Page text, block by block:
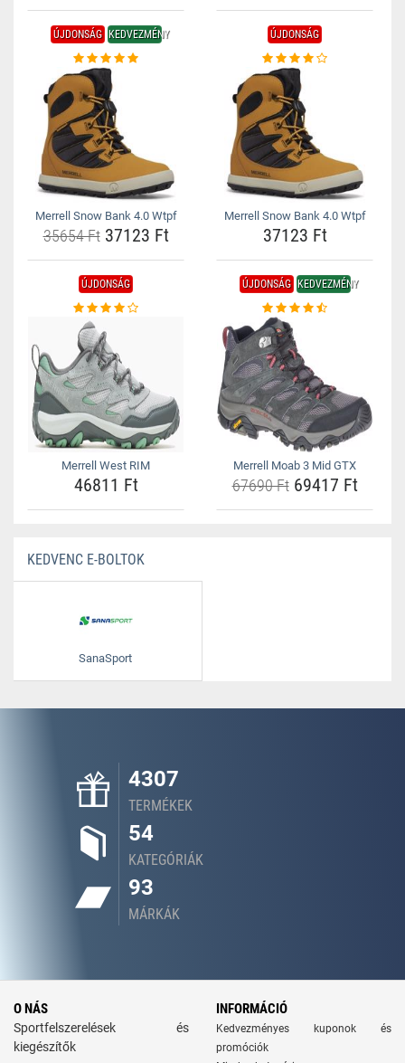
ÚJDONSÁG KEDVEZMÉNY
Merrell Snow Bank 4.0 Wtpf
35654 Ft37123 Ft
ÚJDONSÁG
Merrell Snow Bank 4.0 Wtpf
37123 Ft
ÚJDONSÁG
Merrell West RIM
46811 Ft
ÚJDONSÁG KEDVEZMÉNY
Merrell Moab 3 Mid GTX
67690 Ft69417 Ft
KEDVENC E-BOLTOK
SanaSport
4307
TERMÉKEK
54
KATEGÓRIÁK
93
MÁRKÁK
O NÁS
Sportfelszerelések és
kiegészítők
INFORMÁCIÓ
Kedvezményes kuponok és
promóciók